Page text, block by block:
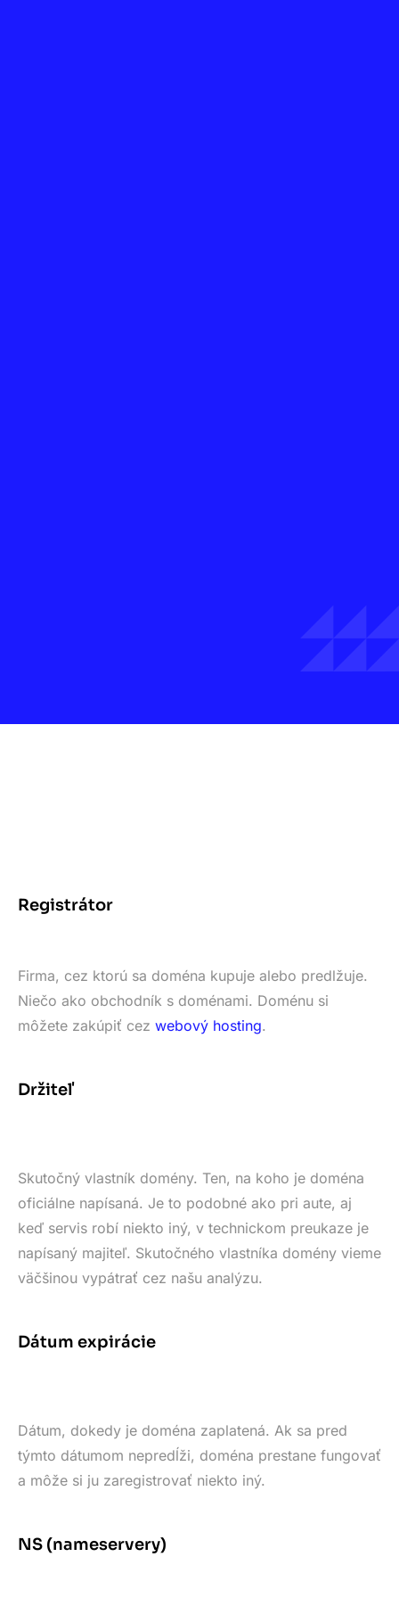
Registrátor
Firma, cez ktorú sa doména kupuje alebo predlžuje.
Niečo ako obchodník s doménami. Doménu si
môžete zakúpiť cez webový hosting.
Držiteľ
Skutočný vlastník domény. Ten, na koho je doména
oficiálne napísaná. Je to podobné ako pri aute, aj
keď servis robí niekto iný, v technickom preukaze je
napísaný majiteľ. Skutočného vlastníka domény vieme
väčšinou vypátrať cez našu analýzu.
Dátum expirácie
Dátum, dokedy je doména zaplatená. Ak sa pred
týmto dátumom nepredĺži, doména prestane fungovať
a môže si ju zaregistrovať niekto iný.
NS (nameservery)